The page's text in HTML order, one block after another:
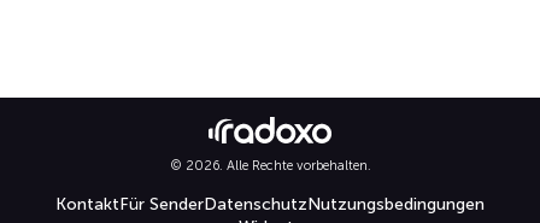
© 2026. Alle Rechte vorbehalten.
KontaktFür SenderDatenschutzNutzungsbedingungen